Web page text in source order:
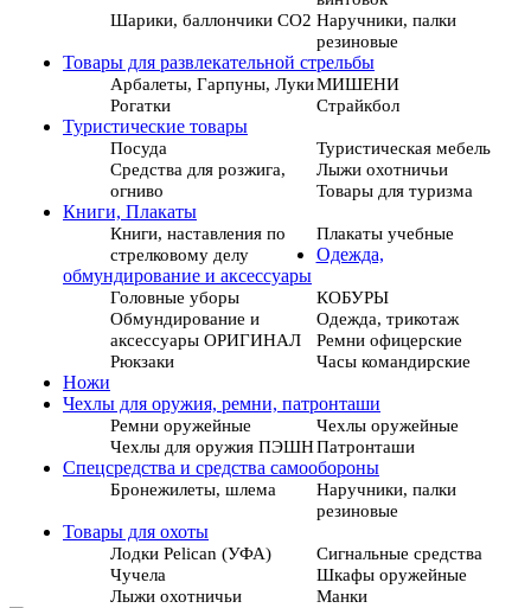
Шарики, баллончики СО2 Наручники, палки
резиновые
Товары для развлекательной стрельбы
Арбалеты, Гарпуны, ЛукиМИШЕНИ
Рогатки
Страйкбол
Туристические товары
Посуда
Туристическая мебель
Средства для розжига,
огниво
Лыжи охотничьи
Товары для туризма
Книги, Плакаты
Книги, наставления по
стрелковому делу
Плакаты учебные
Одежда,
обмундирование и аксессуары
Головные уборы
КОБУРЫ
Обмундирование и
аксессуары ОРИГИНАЛ
Одежда, трикотаж
Ремни офицерские
Рюкзаки
Часы командирские
Ножи
Чехлы для оружия, ремни, патронташи
Ремни оружейные
Чехлы оружейные
Чехлы для оружия ПЭШНПатронташи
Спецсредства и средства самообороны
Бронежилеты, шлема
Наручники, палки
резиновые
Товары для охоты
Лодки Pelican (УФА)
Сигнальные средства
Чучела
Шкафы оружейные
Лыжи охотничьи
Манки